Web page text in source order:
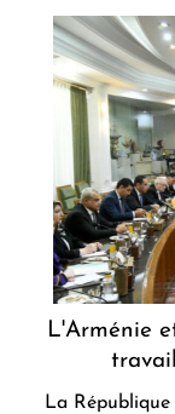
L'Arménie
La